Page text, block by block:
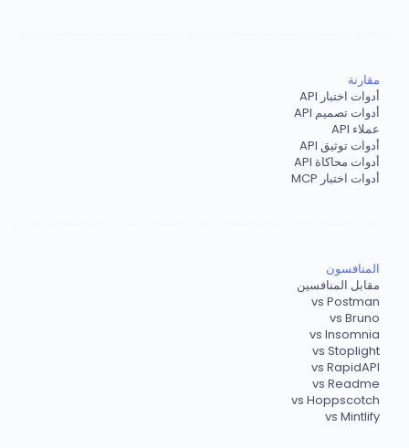
مقارنة
أدوات اختبار API
أدوات تصميم API
عملاء API
أدوات توثيق API
أدوات محاكاة API
أدوات اختبار MCP
المنافسون
مقابل المنافسين
vs Postman
vs Bruno
vs Insomnia
vs Stoplight
vs RapidAPI
vs Readme
vs Hoppscotch
vs Mintlify